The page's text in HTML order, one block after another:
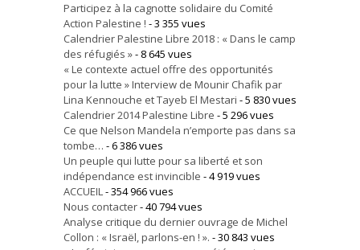
Participez à la cagnotte solidaire du Comité
Action Palestine ! - 3 355 vues
Calendrier Palestine Libre 2018 : « Dans le camp
des réfugiés »- 8 645 vues
« Le contexte actuel offre des opportunités
pour la lutte » Interview de Mounir Chafik par
Lina Kennouche et Tayeb El Mestari - 5 830 vues
Calendrier 2014 Palestine Libre - 5 296 vues
Ce que Nelson Mandela n’emporte pas dans sa
tombe… - 6 386 vues
Un peuple qui lutte pour sa liberté et son
indépendance est invincible - 4 919 vues
ACCUEIL- 354 966 vues
Nous contacter- 40 794 vues
Analyse critique du dernier ouvrage de Michel
Collon : « Israël, parlons-en ! ». - 30 843 vues